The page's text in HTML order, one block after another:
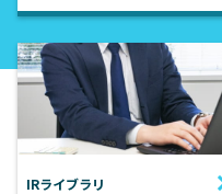
IRライブラリ